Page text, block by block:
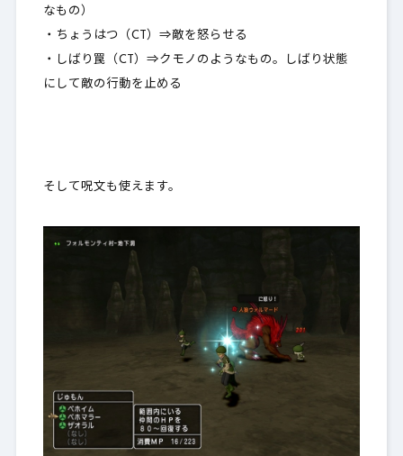
なもの）
・ちょうはつ（CT）⇒敵を怒らせる
・しばり罠（CT）⇒クモノのようなもの。しばり状態
にして敵の行動を止める
そして呪文も使えます。